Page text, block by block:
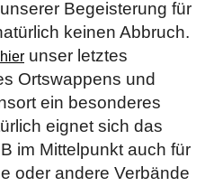
Begeisterung für
keinen Abbruch.
hier unser letztes
Ortswappens und
ein besonderes
eignet sich das
im Mittelpunkt auch für
oder andere Verbände